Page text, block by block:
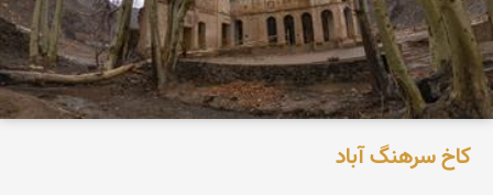
کاخ سرهنگ آباد